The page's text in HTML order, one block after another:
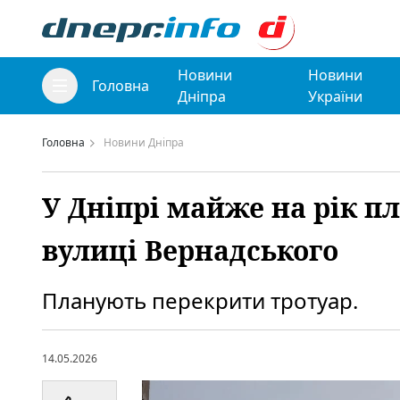
Головна
Новини
Дніпра
Новини
України
Головна Новини Дніпра
У Дніпрі майже на рік
вулиці Вернадського
Планують перекрити тротуар.
14.05.2026